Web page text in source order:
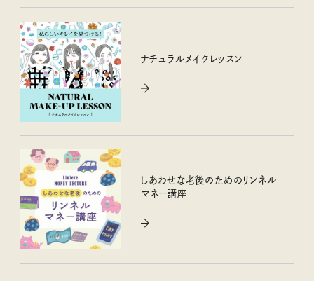
ナチュラルメイクレッスン
しあわせな老後のためのリンネル
マネー講座